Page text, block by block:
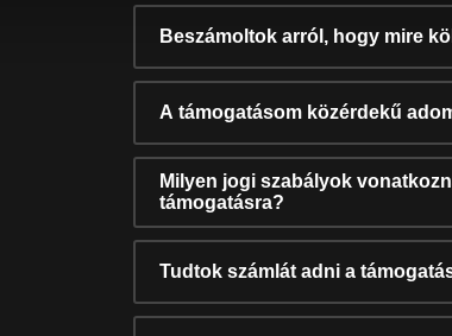
Beszámoltok arról, hogy mire
A támogatásom közérdekű
Milyen jogi szabályok
támogatásra?
Tudtok számlát adni a